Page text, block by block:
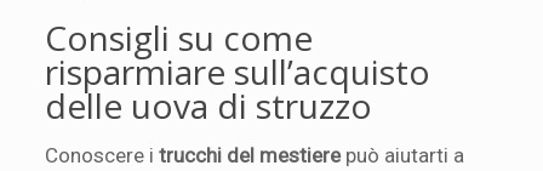
Consigli su come
risparmiare sull’acquisto
delle uova di struzzo
Conoscere itrucchi del mestierepuò aiutarti a